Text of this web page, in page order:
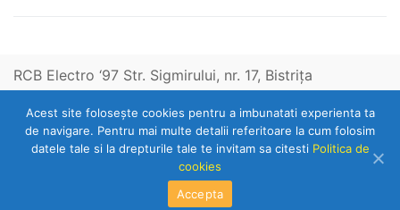
RCB Electro ‘97 Str. Sigmirului, nr. 17, Bistriţa
Telefon: 0263-236153
Copyright © 2026 RCB Electro 97
Acest site foloseşte cookies pentru a imbunatati experienta ta
de navigare. Pentru mai multe detalii referitoare la cum folosim
datele tale si la drepturile tale te invitam sa citesti Politica de
cookies
Accepta